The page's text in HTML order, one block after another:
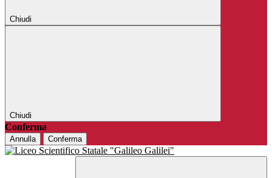
Chiudi
Chiudi
Conferma
Annulla Conferma